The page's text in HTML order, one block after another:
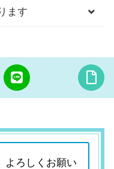
ます
よろしくお願い